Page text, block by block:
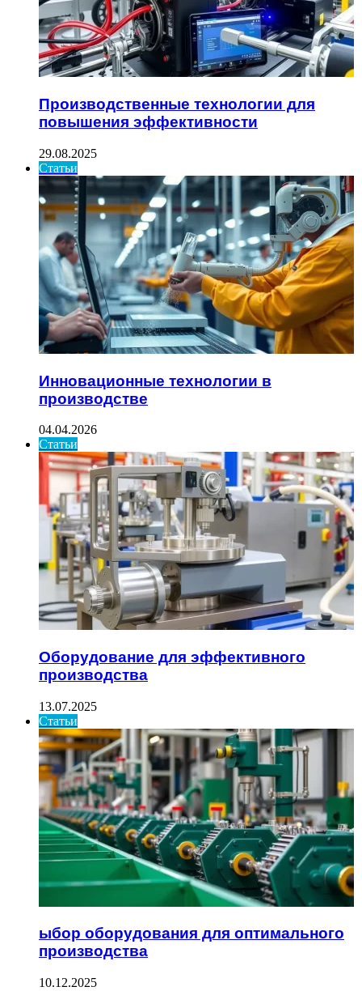
Производственные технологии для
повышения эффективности
29.08.2025
Статьи
Инновационные технологии в
производстве
04.04.2026
Статьи
Оборудование для эффективного
производства
13.07.2025
Статьи
ыбор оборудования для оптимального
производства
10.12.2025